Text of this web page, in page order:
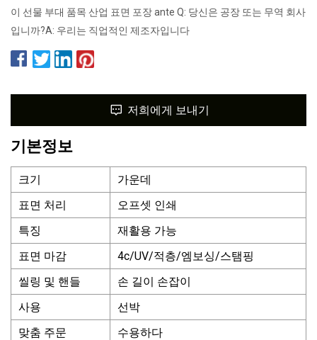
이 선물 부대 품목 산업 표면 포장 ante Q: 당신은 공장 또는 무역 회사
입니까?A: 우리는 직업적인 제조자입니다
저희에게 보내기
기본정보
크기
가운데
표면 처리
오프셋 인쇄
특징
재활용 가능
표면 마감
4c/UV/적층/엠보싱/스탬핑
씰링 및 핸들
손 길이 손잡이
사용
선박
맞춤 주문
수용하다